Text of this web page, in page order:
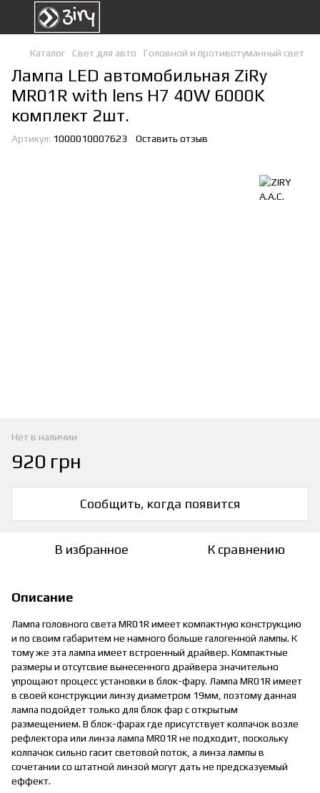
Каталог Свет для авто Головной и противотуманный свет
Лампа LED автомобильная ZiRy
MR01R with lens H7 40W 6000K
комплект 2шт.
Артикул: 1000010007623 Оставить отзыв
Нет в наличии
920 грн
Сообщить, когда появится
В избранное К сравнению
Описание
Лампа головного света MR01R имеет компактную конструкцию
и по своим габаритем не намного больше галогенной лампы. К
тому же эта лампа имеет встроенный драйвер. Компактные
размеры и отсутсвие вынесенного драйвера значительно
упрощают процесс установки в блок-фару. Лампа MR01R имеет
в своей конструкции линзу диаметром 19мм, поэтому данная
лампа подойдет только для блок фар с открытым
размещением. В блок-фарах где присутствует колпачок возле
рефлектора или линза лампа MR01R не подходит, поскольку
колпачок сильно гасит световой поток, а линза лампы в
сочетании со штатной линзой могут дать не предсказуемый
еффект.